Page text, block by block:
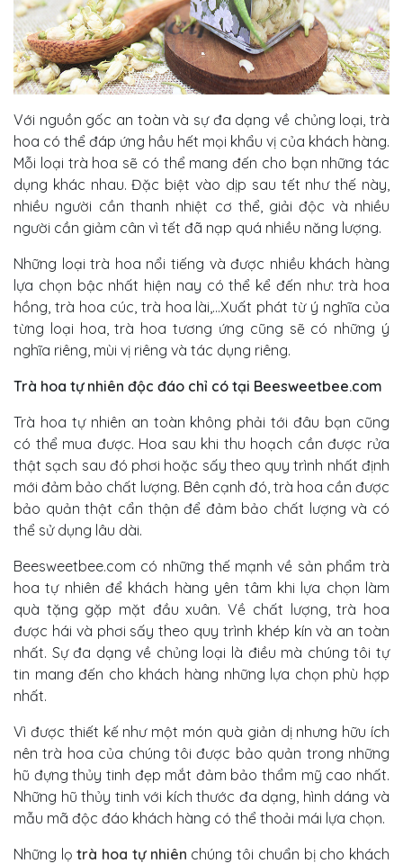
Với nguồn gốc an toàn và sự đa dạng về chủng loại, trà
hoa có thể đáp ứng hầu hết mọi khẩu vị của khách hàng.
Mỗi loại trà hoa sẽ có thể mang đến cho bạn những tác
dụng khác nhau. Đặc biệt vào dịp sau tết như thế này,
nhiều người cần thanh nhiệt cơ thể, giải độc và nhiều
người cần giảm cân vì tết đã nạp quá nhiều năng lượng.
Những loại trà hoa nổi tiếng và được nhiều khách hàng
lựa chọn bậc nhất hiện nay có thể kể đến như: trà hoa
hồng, trà hoa cúc, trà hoa lài,…Xuất phát từ ý nghĩa của
từng loại hoa, trà hoa tương ứng cũng sẽ có những ý
nghĩa riêng, mùi vị riêng và tác dụng riêng.
Trà hoa tự nhiên độc đáo chỉ có tại Beesweetbee.com
Trà hoa tự nhiên an toàn không phải tới đâu bạn cũng
có thể mua được. Hoa sau khi thu hoạch cần được rửa
thật sạch sau đó phơi hoặc sấy theo quy trình nhất định
mới đảm bảo chất lượng. Bên cạnh đó, trà hoa cần được
bảo quản thật cẩn thận để đảm bảo chất lượng và có
thể sử dụng lâu dài.
Beesweetbee.com có những thế mạnh về sản phẩm trà
hoa tự nhiên để khách hàng yên tâm khi lựa chọn làm
quà tặng gặp mặt đầu xuân. Về chất lượng, trà hoa
được hái và phơi sấy theo quy trình khép kín và an toàn
nhất. Sự đa dạng về chủng loại là điều mà chúng tôi tự
tin mang đến cho khách hàng những lựa chọn phù hợp
nhất.
Vì được thiết kế như một món quà giản dị nhưng hữu ích
nên trà hoa của chúng tôi được bảo quản trong những
hũ đựng thủy tinh đẹp mắt đảm bảo thẩm mỹ cao nhất.
Những hũ thủy tinh với kích thước đa dạng, hình dáng và
mẫu mã độc đáo khách hàng có thể thoải mái lựa chọn.
Những lọ trà hoa tự nhiên chúng tôi chuẩn bị cho khách